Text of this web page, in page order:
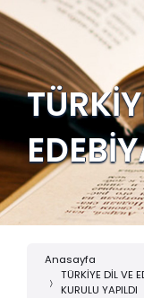
Anasayfa
TÜRKİYE DİL VE
KURULU YAPILDI